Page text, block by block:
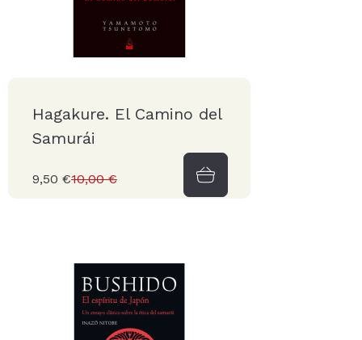
Hagakure. El Camino del
Samurái
9,50 €10,00 €